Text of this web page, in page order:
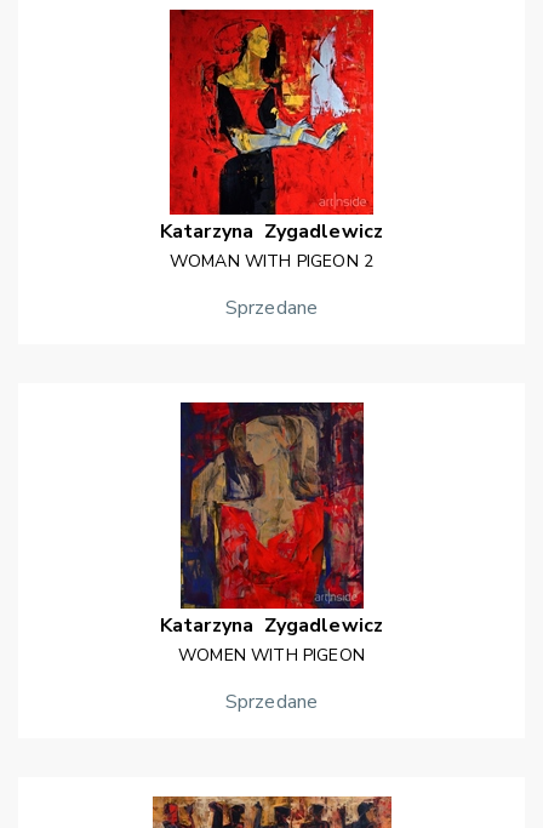
Katarzyna Zygadlewicz
WOMAN WITH PIGEON 2
Sprzedane
Katarzyna Zygadlewicz
WOMEN WITH PIGEON
Sprzedane